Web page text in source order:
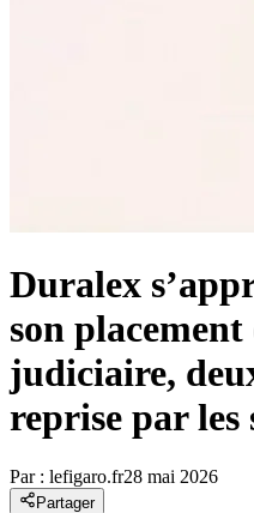
Duralex
son
judiciaire,
reprise par les
Par : lefigaro.fr28 mai 2026
Partager